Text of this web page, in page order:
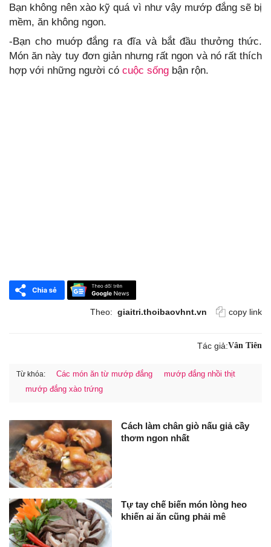
Bạn không nên xào kỹ quá vì như vậy mướp đắng sẽ bị
mềm, ăn không ngon.
-Bạn cho muớp đắng ra đĩa và bắt đầu thưởng thức.
Món ăn này tuy đơn giản nhưng rất ngon và nó rất thích
hợp với những người có cuộc sống bận rộn.
Theo: giaitri.thoibaovhnt.vn copy link
Tác giả:Vân Tiên
Từ khóa: Các món ăn từ mướp đắng
mướp đắng nhồi thịt
mướp đắng xào trứng
Cách làm chân giò nấu giả cầy
thơm ngon nhất
Tự tay chế biến món lòng heo
khiến ai ăn cũng phải mê